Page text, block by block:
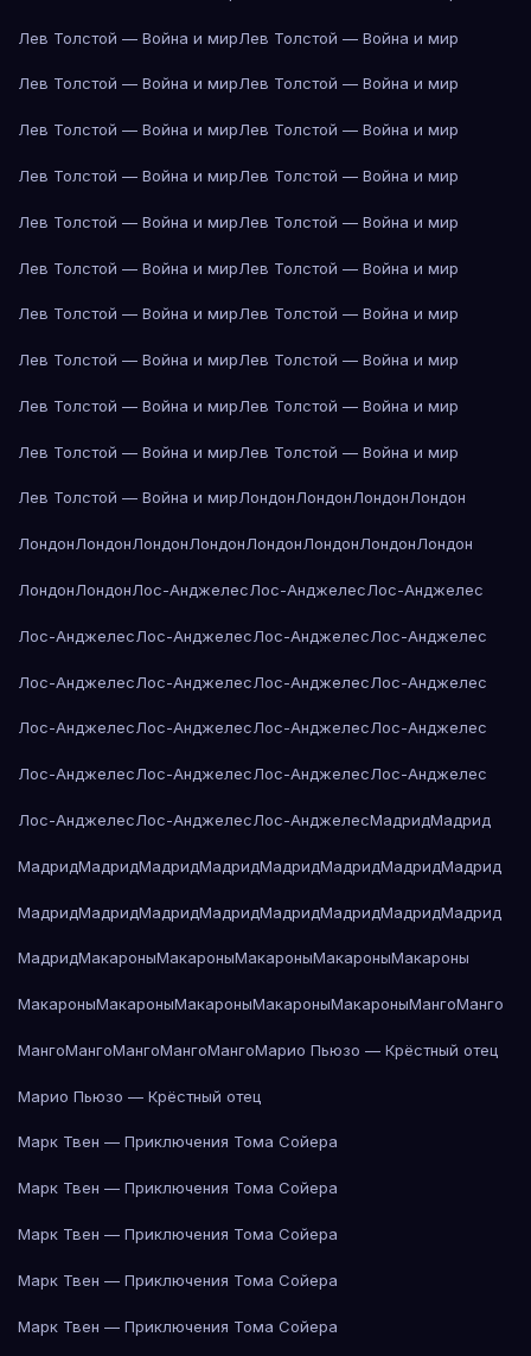
Лев Толстой — Война и мирЛев Толстой — Война и мир
Лев Толстой — Война и мирЛев Толстой — Война и мир
Лев Толстой — Война и мирЛев Толстой — Война и мир
Лев Толстой — Война и мирЛев Толстой — Война и мир
Лев Толстой — Война и мирЛев Толстой — Война и мир
Лев Толстой — Война и мирЛев Толстой — Война и мир
Лев Толстой — Война и мирЛев Толстой — Война и мир
Лев Толстой — Война и мирЛев Толстой — Война и мир
Лев Толстой — Война и мирЛев Толстой — Война и мир
Лев Толстой — Война и мирЛев Толстой — Война и мир
Лев Толстой — Война и мирЛондонЛондонЛондонЛондон
ЛондонЛондонЛондонЛондонЛондонЛондонЛондонЛондон
ЛондонЛондонЛос-АнджелесЛос-АнджелесЛос-Анджелес
Лос-АнджелесЛос-АнджелесЛос-АнджелесЛос-Анджелес
Лос-АнджелесЛос-АнджелесЛос-АнджелесЛос-Анджелес
Лос-АнджелесЛос-АнджелесЛос-АнджелесЛос-Анджелес
Лос-АнджелесЛос-АнджелесЛос-АнджелесЛос-Анджелес
Лос-АнджелесЛос-АнджелесЛос-АнджелесМадридМадрид
МадридМадридМадридМадридМадридМадридМадридМадрид
МадридМадридМадридМадридМадридМадридМадридМадрид
МадридМакароныМакароныМакароныМакароныМакароны
МакароныМакароныМакароныМакароныМакароныМангоМанго
МангоМангоМангоМангоМангоМарио Пьюзо — Крёстный отец
Марио Пьюзо — Крёстный отец
Марк Твен — Приключения Тома Сойера
Марк Твен — Приключения Тома Сойера
Марк Твен — Приключения Тома Сойера
Марк Твен — Приключения Тома Сойера
Марк Твен — Приключения Тома Сойера